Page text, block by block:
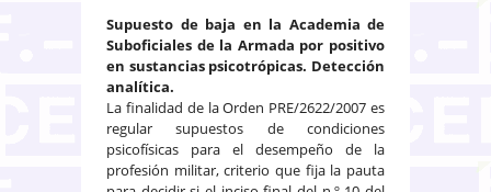
Supuesto de baja en la Academia de
Suboficiales de la Armada por positivo
en sustancias psicotrópicas. Detección
analítica.
La finalidad de la Orden PRE/2622/2007 es
regular supuestos de condiciones
psicofísicas para el desempeño de la
profesión militar, criterio que fija la pauta